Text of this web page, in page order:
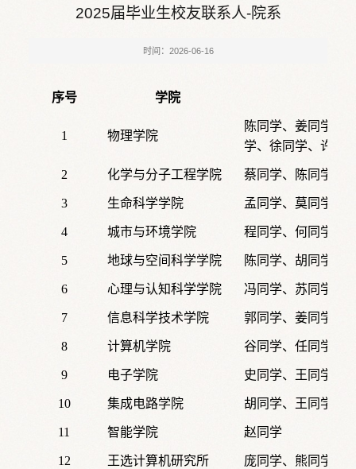
2025届毕业生校友联系人-院系
时间：2026-06-16
序号 学院
1 物理学院
陈同学、姜同学、
学、徐同学、许同
2 化学与分子工程学院 蔡同学、陈同学、
3 生命科学学院 孟同学、莫同学、
4 城市与环境学院 程同学、何同学、
5 地球与空间科学学院 陈同学、胡同学、
6 心理与认知科学学院 冯同学、苏同学、
7 信息科学技术学院 郭同学、姜同学、
8 计算机学院 谷同学、任同学、
9 电子学院 史同学、王同学、
10 集成电路学院 胡同学、王同学、
11 智能学院 赵同学
12 王选计算机研究所 庞同学、熊同学、